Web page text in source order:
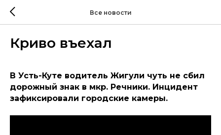
Все новости
Криво въехал
В Усть-Куте водитель Жигули чуть не сбил
дорожный знак в мкр. Речники. Инцидент
зафиксировали городские камеры.